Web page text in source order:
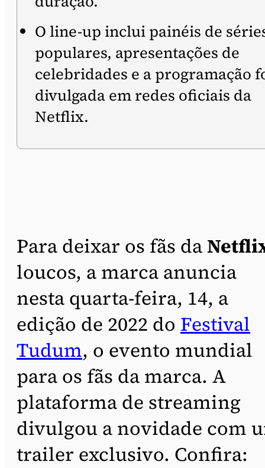
O line-up inclui painéis de
populares, apresentações de
celebridades e a programação
divulgada em redes oficiais da
Netflix.
Para deixar os fãs da
loucos, a marca anuncia
nesta quarta-feira, 14, a
edição de 2022 do Festival
Tudum, o evento mundial
para os fãs da marca. A
plataforma de streaming
divulgou a novidade com
trailer exclusivo. Confira: